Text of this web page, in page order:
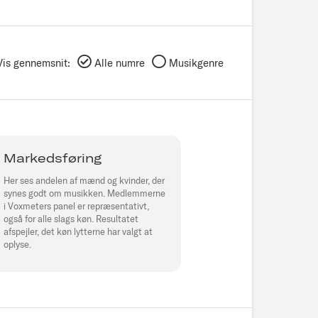
gennemsnit: Alle numre Musikgenre
Markedsføring
Her ses andelen af mænd og kvinder, der
synes godt om musikken. Medlemmerne
i Voxmeters panel er repræsentativt,
også for alle slags køn. Resultatet
afspejler, det køn lytterne har valgt at
oplyse.